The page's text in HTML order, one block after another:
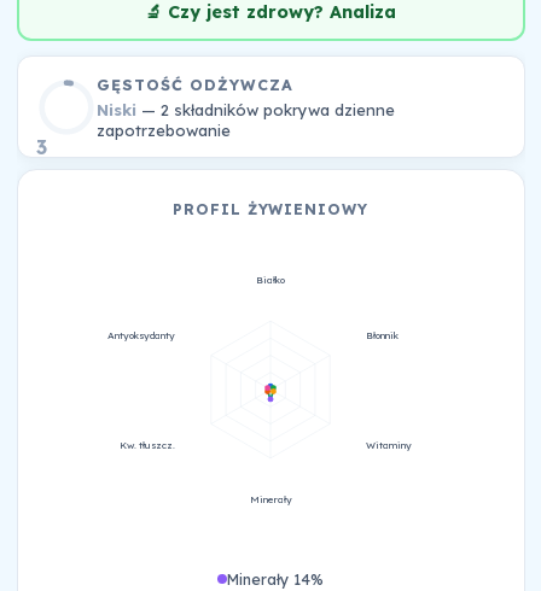
🔬 Czy jest zdrowy? Analiza
3
GĘSTOŚĆ ODŻYWCZA
Niski — 2 składników pokrywa dzienne
zapotrzebowanie
PROFIL ŻYWIENIOWY
Białko
Błonnik
Witaminy
Minerały
Kw. tłuszcz.
Antyoksydanty
Minerały 14%